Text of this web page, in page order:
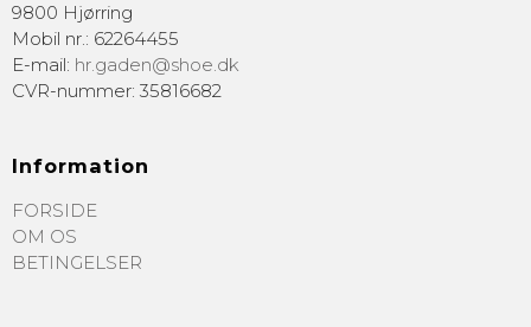
9800 Hjørring
Mobil nr.: 62264455
E-mail: hr.gaden@shoe.dk
CVR-nummer: 35816682
Information
FORSIDE
OM OS
BETINGELSER